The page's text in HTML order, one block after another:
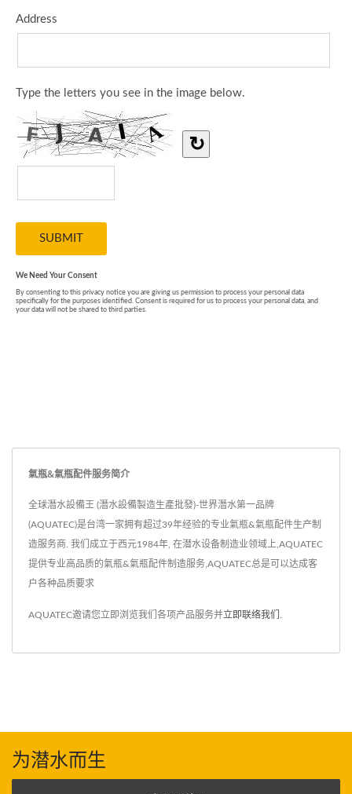
氣瓶&氣瓶配件服务简介
全球潛水設備王 (潛水設備製造生產批發)-世界潛水第一品牌
(AQUATEC)是台湾一家拥有超过39年经验的专业氣瓶&氣瓶配件生产制
造服务商. 我们成立于西元1984年, 在潜水设备制造业领域上,AQUATEC
提供专业高品质的氣瓶&氣瓶配件制造服务,AQUATEC总是可以达成客
户各种品质要求
AQUATEC邀请您立即浏览我们各项产品服务并立即联络我们
为潜水而生